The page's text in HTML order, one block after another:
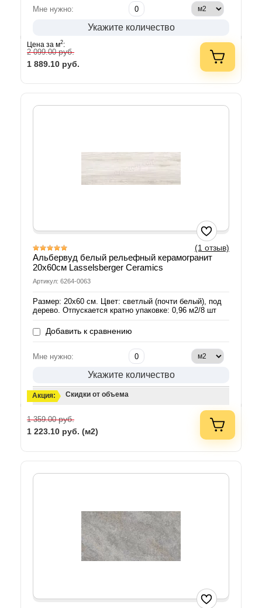
Мне нужно:
Укажите количество
Цена за м2:
2 099.00руб.
1 889.10 руб.
(1 отзыв)
Альбервуд белый рельефный керамогранит
20х60см Lasselsberger Ceramics
Артикул: 6264-0063
Размер: 20х60 см. Цвет: светлый (почти белый), под
дерево. Отпускается кратно упаковке: 0,96 м2/8 шт
Добавить к сравнению
Мне нужно:
Укажите количество
Акция: Скидки от объема
1 359.00руб.
1 223.10 руб. (м2)